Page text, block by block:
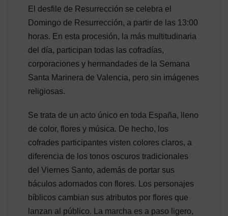
El desfile de Resurrección se celebra el
Domingo de Resurrección, a partir de las 13:00
horas. En esta procesión, la más multitudinaria
del día, participan todas las cofradías,
corporaciones y hermandades de la Semana
Santa Marinera de Valencia, pero sin imágenes
religiosas.
Se trata de un acto único en toda España, lleno
de color, flores y música. De hecho, los
cofrades participantes visten colores claros, a
diferencia de los tonos oscuros tradicionales
del Viernes Santo, además de portar sus
báculos adornados con flores. Los personajes
bíblicos cambian sus atributos por flores que
lanzan al público. La marcha es a paso ligero,